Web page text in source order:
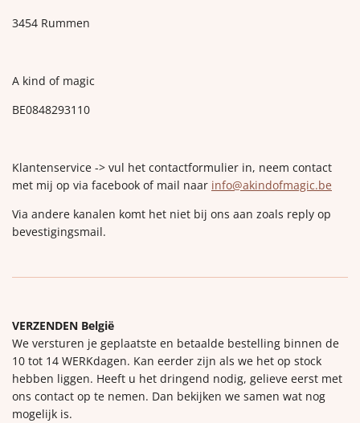
3454 Rummen
A kind of magic
BE0848293110
Klantenservice -> vul het contactformulier in, neem contact
met mij op via facebook of mail naar info@akindofmagic.be
Via andere kanalen komt het niet bij ons aan zoals reply op
bevestigingsmail.
VERZENDEN België
We versturen je geplaatste en betaalde bestelling binnen de
10 tot 14 WERKdagen. Kan eerder zijn als we het op stock
hebben liggen. Heeft u het dringend nodig, gelieve eerst met
ons contact op te nemen. Dan bekijken we samen wat nog
mogelijk is.